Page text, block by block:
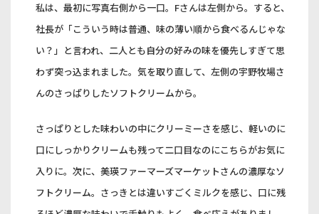
私は、最初に写真右側から一口。Fさんは左側から。すると、
社長が「こういう時は普通、味の薄い順から食べるんじゃな
い？」と言われ、二人とも自分の好みの味を優先しすぎて思
わず突っ込まれました。気を取り直して、左側の宇野牧場さ
んのさっぱりしたソフトクリームから。
さっぱりとした味わいの中にクリーミーさを感じ、軽いのに
口にしっかりクリームも残って二口目なのにこちらがお気に
入りに。次に、美瑛ファーマーズマーケットさんの濃厚なソ
フトクリーム。さっきとは違いすごくミルクを感じ、口に残